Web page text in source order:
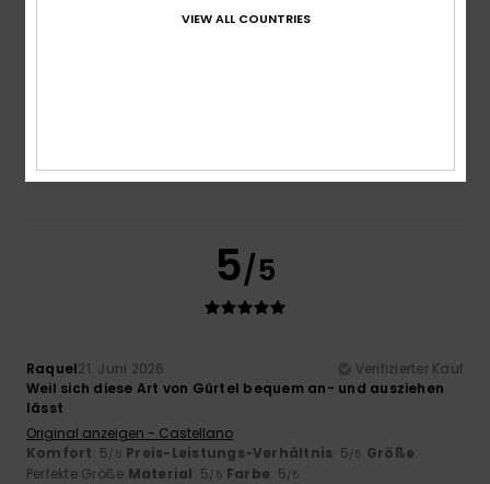
5/5
Raquel21. Juni 2026
Verifizierter Kauf
Weil sich diese Art von Gürtel bequem an- und ausziehen
lässt
Original anzeigen - Castellano
Komfort: 5/5 Preis-Leistungs-Verhältnis: 5/5 Größe:
Perfekte Größe Material: 5/5 Farbe: 5/5
VIEW ALL COUNTRIES